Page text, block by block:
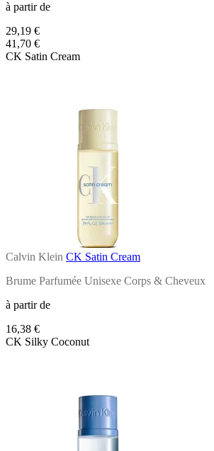
à partir de
29,19 €
41,70 €
CK Satin Cream
Calvin Klein CK Satin Cream
Brume Parfumée Unisexe Corps & Cheveux
à partir de
16,38 €
CK Silky Coconut